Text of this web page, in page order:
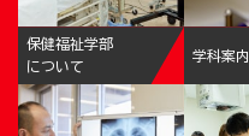
保健福祉学部
について
学科案内